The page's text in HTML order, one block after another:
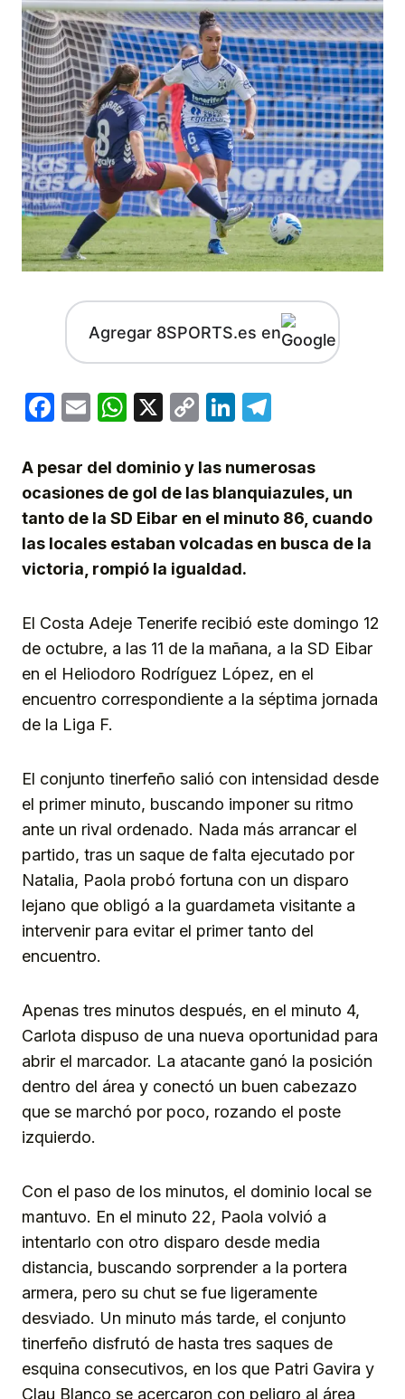
Agregar 8SPORTS.es en
Facebook
EmailWhatsApp
X
CopyLinkedIn
A pesar del dominio y las numerosas
ocasiones de gol de las blanquiazules, un
tanto de la SD Eibar en el minuto 86, cuando
las locales estaban volcadas en busca de la
victoria, rompió la igualdad.
El Costa Adeje Tenerife recibió este domingo 12
de octubre, a las 11 de la mañana, a la SD Eibar
en el Heliodoro Rodríguez López, en el
encuentro correspondiente a la séptima jornada
de la Liga F.
El conjunto tinerfeño salió con intensidad desde
el primer minuto, buscando imponer su ritmo
ante un rival ordenado. Nada más arrancar el
partido, tras un saque de falta ejecutado por
Natalia, Paola probó fortuna con un disparo
lejano que obligó a la guardameta visitante a
intervenir para evitar el primer tanto del
encuentro.
Apenas tres minutos después, en el minuto 4,
Carlota dispuso de una nueva oportunidad para
abrir el marcador. La atacante ganó la posición
dentro del área y conectó un buen cabezazo
que se marchó por poco, rozando el poste
izquierdo.
Con el paso de los minutos, el dominio local se
mantuvo. En el minuto 22, Paola volvió a
intentarlo con otro disparo desde media
distancia, buscando sorprender a la portera
armera, pero su chut se fue ligeramente
desviado. Un minuto más tarde, el conjunto
tinerfeño disfrutó de hasta tres saques de
esquina consecutivos, en los que Patri Gavira y
Clau Blanco se acercaron con peligro al área